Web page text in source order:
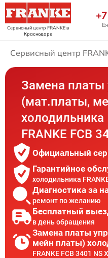
Сервисный центр FRANKEв
Краснодаре
Сервисный центр
Замена платы
(мат.платы,
холодильника
FRANKE FCB
Официальный
Гарантийное
холодильника
Диагностика за
ремонт по желанию
Бесплатный
в день обращения
Замена платы
мейн платы)
FRANKE FCB 3401 NS